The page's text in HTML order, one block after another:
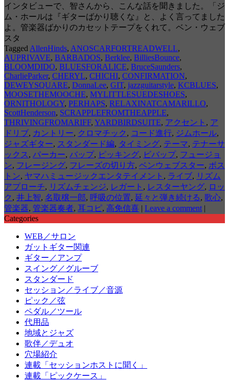
インタビューで、智さんから、こんな話を聞きました。「ジ
ム・ホールは『ギターばかり聴くな』と、よく言ってました
よ。管楽器ばかりのカセットテープをくれて。ベン・ウェブ
スタ
Tagged AllenHinds, ANOSCARFORTREADWELL,
AUPRIVAVE, BARBADOS, Berklee, BilliesBounce,
BLOOMDIDO, BLUESFORALICE, BruceSaunders,
CharlieParker, CHERYL, CHICHI, CONFIRMATION,
DEWEYSQUARE, DonnaLee, GIT, jazzguitarstyle, KCBLUES,
MOOSETHEMOOCHE, MYLITTLESUEDESHOES,
ORNITHOLOGY, PERHAPS, RELAXINATCAMARILLO,
ScottHenderson, SCRAPPLEFROMTHEAPPLE,
THRIVINGFROMARIFF, YARDBIRDSUITE, アクセント , ア
ドリブ, カントリー, クロマチック , コード進行, ジムホール,
ジャズギター, スタンダード編, タイミング, テーマ, テナーサ
ックス , パーカー, バップ, ピッキング, ビバップ, フュージョ
ン, フレージング, フレーズの切り方, ベンウェブスター, ボス
トン, ヤマハミュージックエンタテイメント , ライブ, リズム
アプローチ, リズムチェンジ, レガート , レスターヤング, ロッ
ク , 井上智, 名取穣一郎, 呼吸の位置, 延々と弾き続ける, 歌心,
管楽器, 管楽器奏者, 耳コピ, 高免信喜 | Leave a comment |
Categories
WEB／サロン
ガットギター関連
ギター／アンプ
スイング／グルーブ
スタンダード
セッション／ライブ／音源
ピック／弦
ペダル／ツール
代用品
地域とジャズ
歌伴／デュオ
穴場紹介
連載「セッションホストに聞く」
連載「ピックケース」